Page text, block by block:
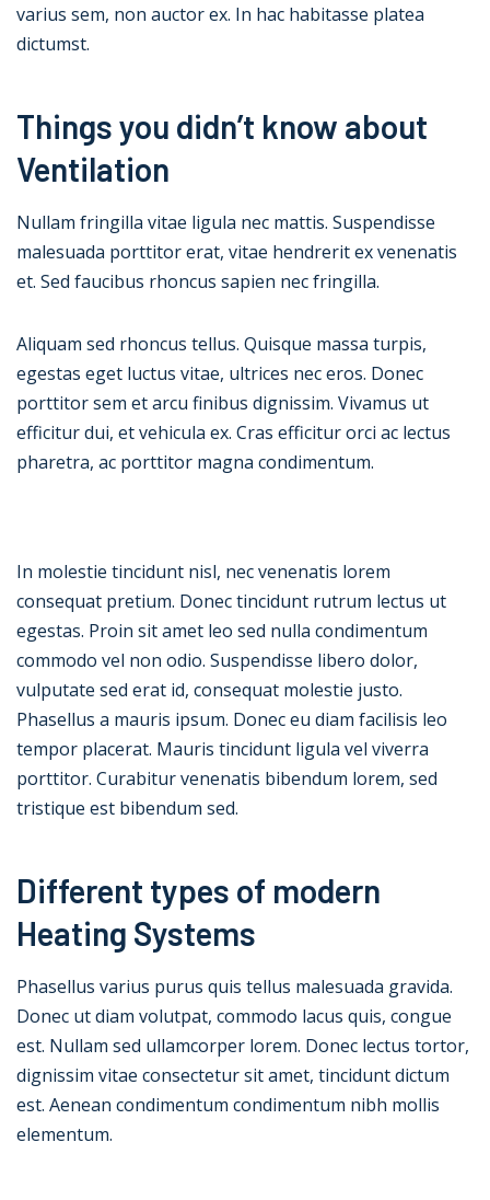
varius sem, non auctor ex. In hac habitasse platea
dictumst.
Things you didn’t know about
Ventilation
Nullam fringilla vitae ligula nec mattis. Suspendisse
malesuada porttitor erat, vitae hendrerit ex venenatis
et. Sed faucibus rhoncus sapien nec fringilla.
Aliquam sed rhoncus tellus. Quisque massa turpis,
egestas eget luctus vitae, ultrices nec eros. Donec
porttitor sem et arcu finibus dignissim. Vivamus ut
efficitur dui, et vehicula ex. Cras efficitur orci ac lectus
pharetra, ac porttitor magna condimentum.
In molestie tincidunt nisl, nec venenatis lorem
consequat pretium. Donec tincidunt rutrum lectus ut
egestas. Proin sit amet leo sed nulla condimentum
commodo vel non odio. Suspendisse libero dolor,
vulputate sed erat id, consequat molestie justo.
Phasellus a mauris ipsum. Donec eu diam facilisis leo
tempor placerat. Mauris tincidunt ligula vel viverra
porttitor. Curabitur venenatis bibendum lorem, sed
tristique est bibendum sed.
Different types of modern
Heating Systems
Phasellus varius purus quis tellus malesuada gravida.
Donec ut diam volutpat, commodo lacus quis, congue
est. Nullam sed ullamcorper lorem. Donec lectus tortor,
dignissim vitae consectetur sit amet, tincidunt dictum
est. Aenean condimentum condimentum nibh mollis
elementum.